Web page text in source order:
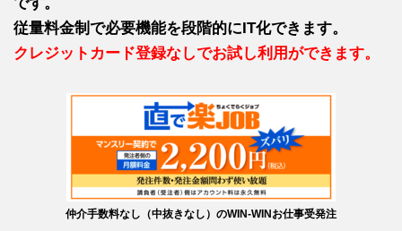
従量料金制で必要機能を段階的にIT化できます。
クレジットカード登録なしでお試し利用ができます。
仲介手数料なし（中抜きなし）のWIN-WINお仕事受発注